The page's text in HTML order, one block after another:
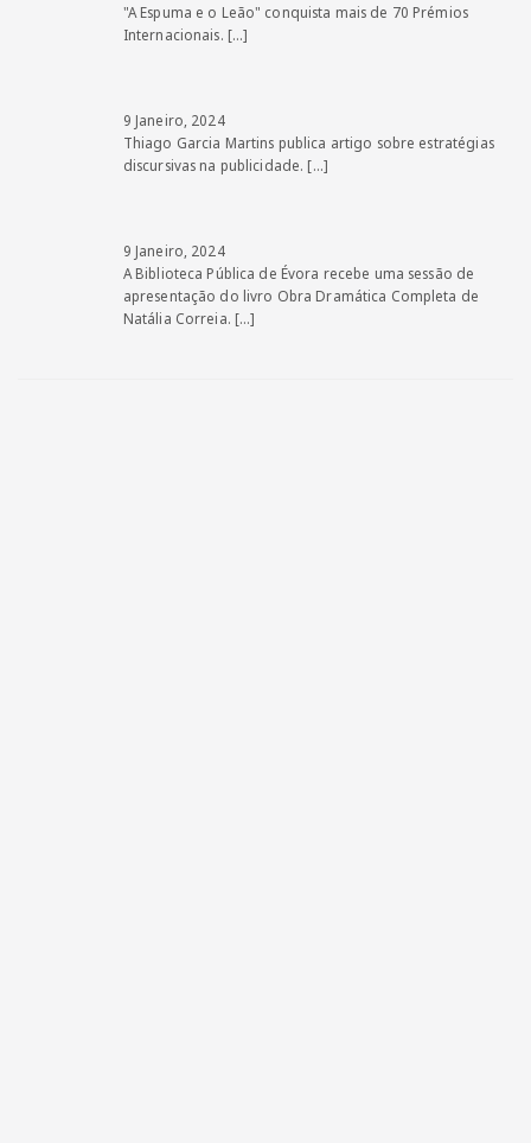
"A Espuma e o Leão" conquista mais de 70 Prémios
Internacionais. […]
9 Janeiro, 2024
Thiago Garcia Martins publica artigo sobre estratégias
discursivas na publicidade. […]
9 Janeiro, 2024
A Biblioteca Pública de Évora recebe uma sessão de
apresentação do livro Obra Dramática Completa de
Natália Correia. […]